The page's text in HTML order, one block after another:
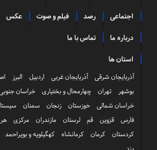
اجتماعی رصد فیلم و صوت عکس
درباره ما تماس با ما
استان ها
آذربایجان شرقی آذربایجان غربی اردبیل البرز
بوشهر
تهران چهارمحال و بختیاری خراسان
خراسان شمالی
خوزستان زنجان سمنان
فارس
قزوین قم لرستان مازندران مرکزی
کردستان
کرمان کرمانشاه کهگیلویه و بویراحمد